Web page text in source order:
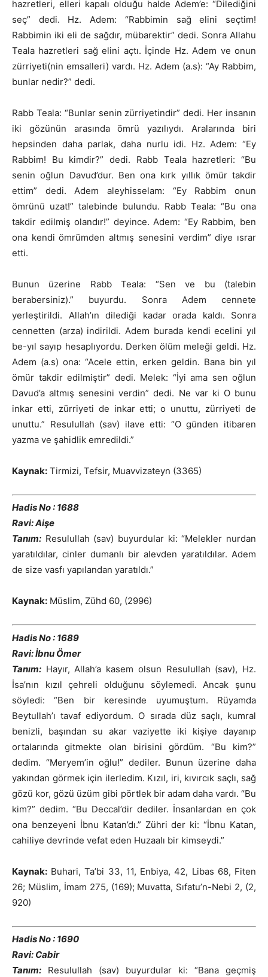
hazretleri, elleri kapalı olduğu halde Adem’e: “Dilediğini
seç” dedi. Hz. Adem: “Rabbimin sağ elini seçtim!
Rabbimin iki eli de sağdır, mübarektir” dedi. Sonra Allahu
Teala hazretleri sağ elini açtı. İçinde Hz. Adem ve onun
zürriyeti(nin emsalleri) vardı. Hz. Adem (a.s): “Ay Rabbim,
bunlar nedir?” dedi.
Rabb Teala: “Bunlar senin zürriyetindir” dedi. Her insanın
iki gözünün arasında ömrü yazılıydı. Aralarında biri
hepsinden daha parlak, daha nurlu idi. Hz. Adem: “Ey
Rabbim! Bu kimdir?” dedi. Rabb Teala hazretleri: “Bu
senin oğlun Davud’dur. Ben ona kırk yıllık ömür takdir
ettim” dedi. Adem aleyhisselam: “Ey Rabbim onun
ömrünü uzat!” talebinde bulundu. Rabb Teala: “Bu ona
takdir edilmiş olandır!” deyince. Adem: “Ey Rabbim, ben
ona kendi ömrümden altmış senesini verdim” diye ısrar
etti.
Bunun üzerine Rabb Teala: “Sen ve bu (talebin
berabersiniz).” buyurdu. Sonra Adem cennete
yerleştirildi. Allah’ın dilediği kadar orada kaldı. Sonra
cennetten (arza) indirildi. Adem burada kendi ecelini yıl
be-yıl sayıp hesaplıyordu. Derken ölüm meleği geldi. Hz.
Adem (a.s) ona: “Acele ettin, erken geldin. Bana bin yıl
ömür takdir edilmiştir” dedi. Melek: “İyi ama sen oğlun
Davud’a altmış senesini verdin” dedi. Ne var ki O bunu
inkar etti, zürriyeti de inkar etti; o unuttu, zürriyeti de
unuttu.” Resulullah (sav) ilave etti: “O günden itibaren
yazma ve şahidlik emredildi.”
Kaynak: Tirmizi, Tefsir, Muavvizateyn (3365)
Hadis No : 1688
Ravi: Aişe
Tanım: Resulullah (sav) buyurdular ki: “Melekler nurdan
yaratıldılar, cinler dumanlı bir alevden yaratıldılar. Adem
de size vasfı yapılandan yaratıldı.”
Kaynak: Müslim, Zühd 60, (2996)
Hadis No : 1689
Ravi: İbnu Ömer
Tanım: Hayır, Allah’a kasem olsun Resulullah (sav), Hz.
İsa’nın kızıl çehreli olduğunu söylemedi. Ancak şunu
söyledi: “Ben bir keresinde uyumuştum. Rüyamda
Beytullah’ı tavaf ediyordum. O sırada düz saçlı, kumral
benizli, başından su akar vaziyette iki kişiye dayanıp
ortalarında gitmekte olan birisini gördüm. “Bu kim?”
dedim. “Meryem’in oğlu!” dediler. Bunun üzerine daha
yakından görmek için ilerledim. Kızıl, iri, kıvırcık saçlı, sağ
gözü kor, gözü üzüm gibi pörtlek bir adam daha vardı. “Bu
kim?” dedim. “Bu Deccal’dir dediler. İnsanlardan en çok
ona benzeyeni İbnu Katan’dı.” Zühri der ki: “İbnu Katan,
cahiliye devrinde vefat eden Huzaalı bir kimseydi.”
Kaynak: Buhari, Ta’bi 33, 11, Enbiya, 42, Libas 68, Fiten
26; Müslim, İmam 275, (169); Muvatta, Sıfatu’n-Nebi 2, (2,
920)
Hadis No : 1690
Ravi: Cabir
Tanım:
Resulullah (sav) buyurdular ki: “Bana geçmiş